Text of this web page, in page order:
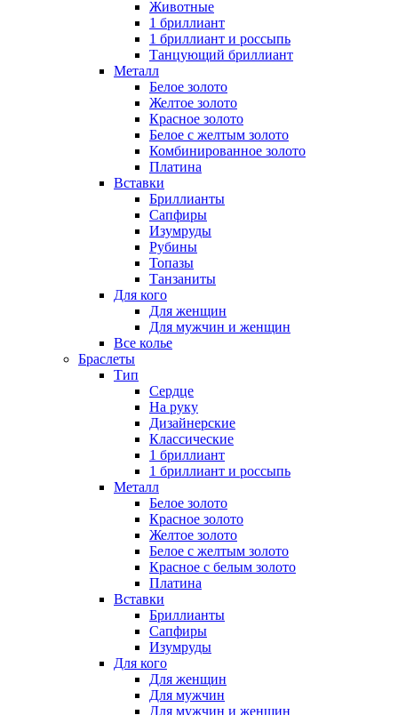
Животные
1 бриллиант
1 бриллиант и россыпь
Танцующий бриллиант
Металл
Белое золото
Желтое золото
Красное золото
Белое с желтым золото
Комбинированное золото
Платина
Вставки
Бриллианты
Сапфиры
Изумруды
Рубины
Топазы
Танзаниты
Для кого
Для женщин
Для мужчин и женщин
Все колье
Браслеты
Тип
Сердце
На руку
Дизайнерские
Классические
1 бриллиант
1 бриллиант и россыпь
Металл
Белое золото
Красное золото
Желтое золото
Белое с желтым золото
Красное с белым золото
Платина
Вставки
Бриллианты
Сапфиры
Изумруды
Для кого
Для женщин
Для мужчин
Для мужчин и женщин